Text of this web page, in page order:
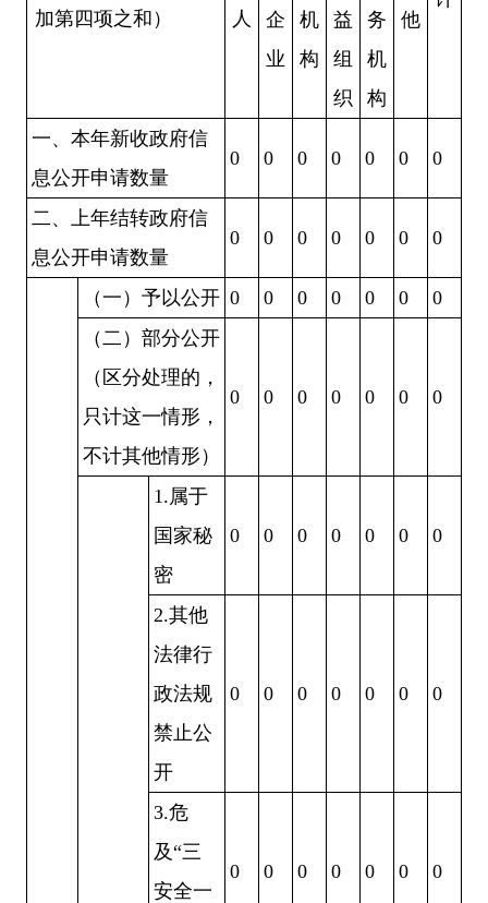
加第四项之和） 人
企
业
机
构
益
组
织
务
机
构
他
一、本年新收政府信
息公开申请数量
0 0 0 0 0 0 0
二、上年结转政府信
息公开申请数量
0 0 0 0 0 0 0
（一）予以公开 0 0 0 0 0 0
0
（二）部分公开
（区分处理的，
只计这一情形，
不计其他情形）
0 0 0 0 0 0 0
1. 属于
国家秘
密
0 0 0 0 0 0 0
2.其他
法律行
政法规
禁止公
开
0 0 0 0 0 0 0
3.危
及“三
安全一
0 0 0 0 0 0 0